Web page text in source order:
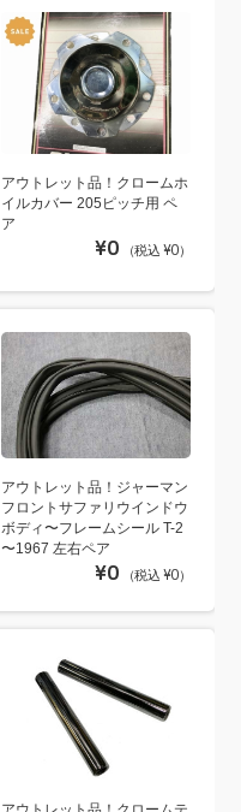
アウトレット品！クロームホ
イルカバー 205ピッチ用 ペ
ア
¥0 （税込 ¥0）
アウトレット品！ジャーマン
フロントサファリウインドウ
ボディ〜フレームシール T-2
〜1967 左右ペア
¥0 （税込 ¥0）
アウトレット品！クロームテ